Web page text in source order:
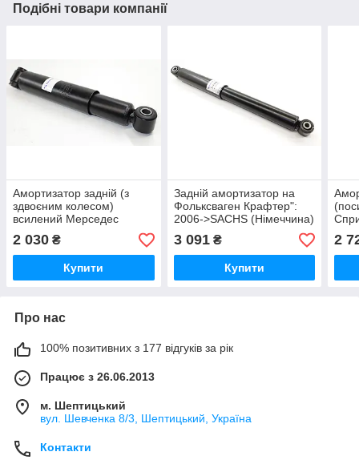
Подібні товари компанії
Амортизатор задній (з
здвоєним колесом)
всилений Мерседес
Спринтер 408-416 1995-
2006 KYB (Іспанія) 344409
2 030 ₴
Купити
Задній амортизатор на
Фольксваген Крафтер":
2006->SACHS (Німеччина)
314608
3 091₴
Купити
2
Про нас
100% позитивних з 177 відгуків за рік
Працює з 26.06.2013
м. Шептицький
вул. Шевченка 8/3, Шептицький, Україна
Контакти